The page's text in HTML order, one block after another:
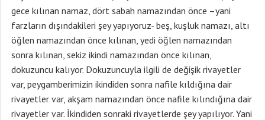
gece kılınan namaz, dört sabah namazından önce –yani
farzların dışındakileri şey yapıyoruz- beş, kuşluk namazı, altı
öğlen namazından önce kılınan, yedi öğlen namazından
sonra kılınan, sekiz ikindi namazından önce kılınan,
dokuzuncu kalıyor. Dokuzuncuyla ilgili de değişik rivayetler
var, peygamberimizin ikindiden sonra nafile kıldığına dair
rivayetler var, akşam namazından önce nafile kılındığına dair
rivayetler var. İkindiden sonraki rivayetlerde şey yapılıyor. Yani